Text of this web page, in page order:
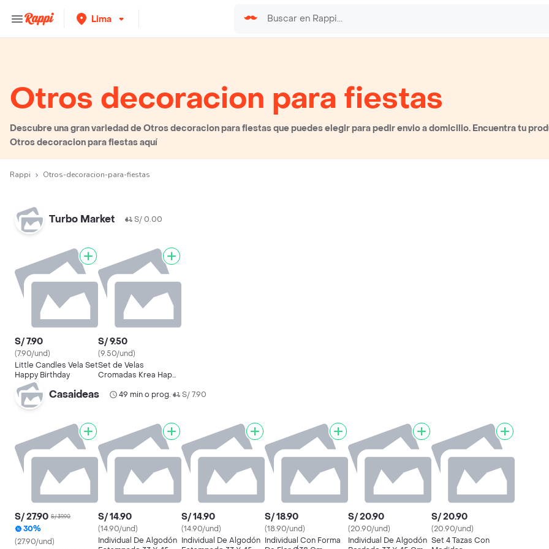
Lima
Otros decoracion para fiestas
Descubre una gran variedad de Otros decoracion para fiestas que puedes elegir para pedir envio a domicilio. Encuentra tu
Otros decoracion para fiestas aquí
Rappi Otros-decoracion-para-fiestas
Turbo Market S/ 0.00
S/ 7.90
(7.90/und)
Little Candles Vela Set
Happy Birthday
S/ 9.50
(9.50/und)
Set de Velas
Cromadas Krea Happy
Casaideas 49 min o prog.• S/ 7.90
S/ 27.90 S/ 39.90
30%
(27.90/und)
S/ 14.90
(14.90/und)
Individual De Algodón
S/ 14.90
(14.90/und)
Individual De Algodón
S/ 18.90
(18.90/und)
Individual Con Forma
S/ 20.90
(20.90/und)
Individual De Algodón
S/ 20.90
(20.90/und)
Set 4 Tazas Con